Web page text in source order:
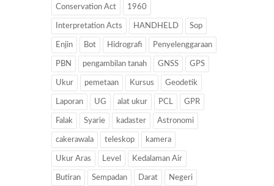
Conservation Act 1960
Interpretation Acts HANDHELD Sop
Enjin Bot Hidrografi Penyelenggaraan
PBN pengambilan tanah GNSS GPS
Ukur pemetaan Kursus Geodetik
Laporan UG alat ukur PCL GPR
Falak Syarie kadaster Astronomi
cakerawala teleskop kamera
Ukur Aras Level Kedalaman Air
Butiran Sempadan Darat Negeri